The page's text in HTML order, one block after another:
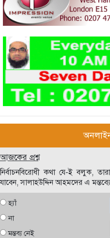
আজকের প্রশ্ন
নির্বাচনবিরোধী কথা যে-ই বলুক,
যাবেন, সালাহউদ্দিন আহমদের এ
হ্যাঁ
না
মন্তব্য নেই